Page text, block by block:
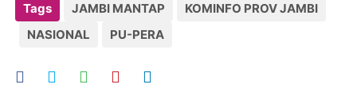
Tags JAMBI MANTAP
KOMINFO PROV JAMBI
NASIONAL
PU-PERA